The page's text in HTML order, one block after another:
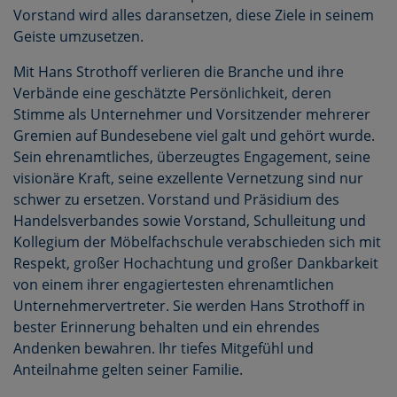
Vorstand wird alles daransetzen, diese Ziele in seinem
Geiste umzusetzen.
Mit Hans Strothoff verlieren die Branche und ihre
Verbände eine geschätzte Persönlichkeit, deren
Stimme als Unternehmer und Vorsitzender mehrerer
Gremien auf Bundesebene viel galt und gehört wurde.
Sein ehrenamtliches, überzeugtes Engagement, seine
visionäre Kraft, seine exzellente Vernetzung sind nur
schwer zu ersetzen. Vorstand und Präsidium des
Handelsverbandes sowie Vorstand, Schulleitung und
Kollegium der Möbelfachschule verabschieden sich mit
Respekt, großer Hochachtung und großer Dankbarkeit
von einem ihrer engagiertesten ehrenamtlichen
Unternehmervertreter. Sie werden Hans Strothoff in
bester Erinnerung behalten und ein ehrendes
Andenken bewahren. Ihr tiefes Mitgefühl und
Anteilnahme gelten seiner Familie.